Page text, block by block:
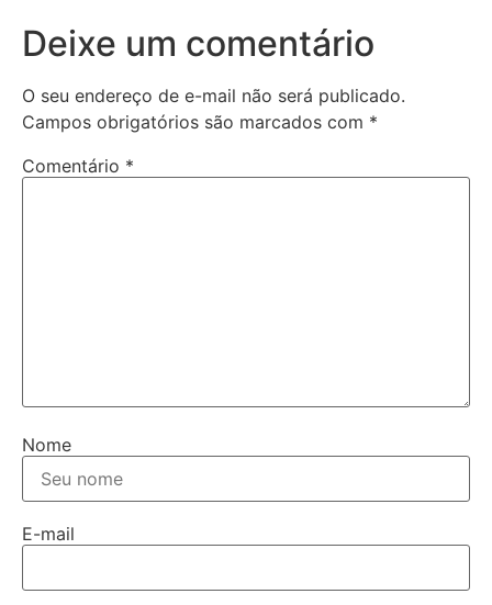
Deixe um comentário
O seu endereço de e-mail não será publicado.
Campos obrigatórios são marcados com *
Comentário *
Nome
E-mail